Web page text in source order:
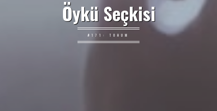
Öykü Seçkisi
#171: TOHUM